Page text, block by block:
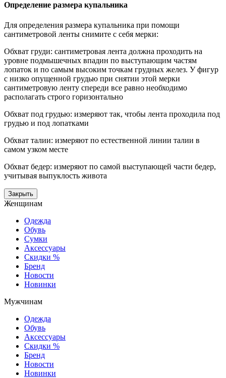
Определение размера купальника
Для определения размера купальника при помощи
сантиметровой ленты снимите с себя мерки:
Обхват груди: сантиметровая лента должна проходить на
уровне подмышечных впадин по выступающим частям
лопаток и по самым высоким точкам грудных желез. У фигур
с низко опущенной грудью при снятии этой мерки
сантиметровую ленту спереди все равно необходимо
располагать строго горизонтально
Обхват под грудью: измеряют так, чтобы лента проходила под
грудью и под лопатками
Обхват талии: измеряют по естественной линии талии в
самом узком месте
Обхват бедер: измеряют по самой выступающей части бедер,
учитывая выпуклость живота
Закрыть
Женщинам
Одежда
Обувь
Сумки
Аксессуары
Скидки %
Бренд
Новости
Новинки
Мужчинам
Одежда
Обувь
Аксессуары
Скидки %
Бренд
Новости
Новинки